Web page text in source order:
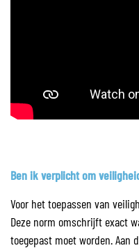
Ben ik verplicht om
Voor het toepassen van
Deze norm omschrijft exact
toegepast moet worden. Aan